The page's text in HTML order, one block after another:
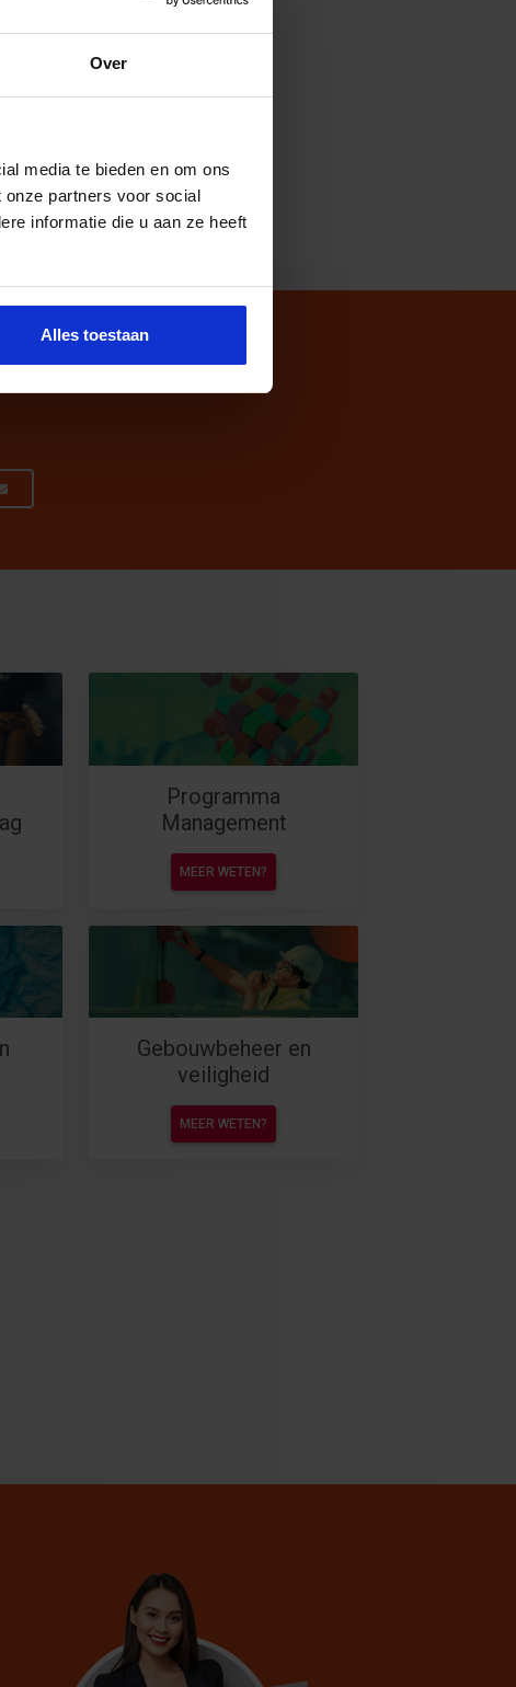
Over
media te bieden en om ons
partners voor social
informatie die u aan ze heeft
Alles toestaan
Programma
Management
MEER WETEN?
Gebouwbeheer en
veiligheid
MEER WETEN?